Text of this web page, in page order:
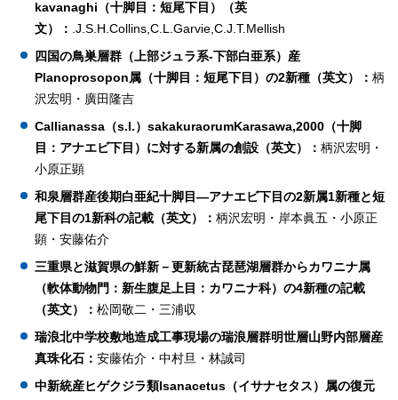
kavanaghi（十脚目：短尾下目）（英
文）： .J.S.H.Collins,C.L.Garvie,C.J.T.Mellish
四国の鳥巣層群（上部ジュラ系‐下部白亜系）産
Planoprosopon属（十脚目：短尾下目）の2新種（英文）： 柄
沢宏明・廣田隆吉
Callianassa（s.l.）sakakuraorumKarasawa,2000（十脚
目：アナエビ下目）に対する新属の創設（英文）： 柄沢宏明・
小原正顕
和泉層群産後期白亜紀十脚目―アナエビ下目の2新属1新種と短
尾下目の1新科の記載（英文）： 柄沢宏明・岸本眞五・小原正
顕・安藤佑介
三重県と滋賀県の鮮新－更新統古琵琶湖層群からカワニナ属
（軟体動物門：新生腹足上目：カワニナ科）の4新種の記載
（英文）： 松岡敬二・三浦収
瑞浪北中学校敷地造成工事現場の瑞浪層群明世層山野内部層産
真珠化石： 安藤佑介・中村旦・林誠司
中新統産ヒゲクジラ類Isanacetus（イサナセタス）属の復元